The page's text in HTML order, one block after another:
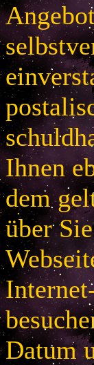
Ihnen
dem
über
Datum